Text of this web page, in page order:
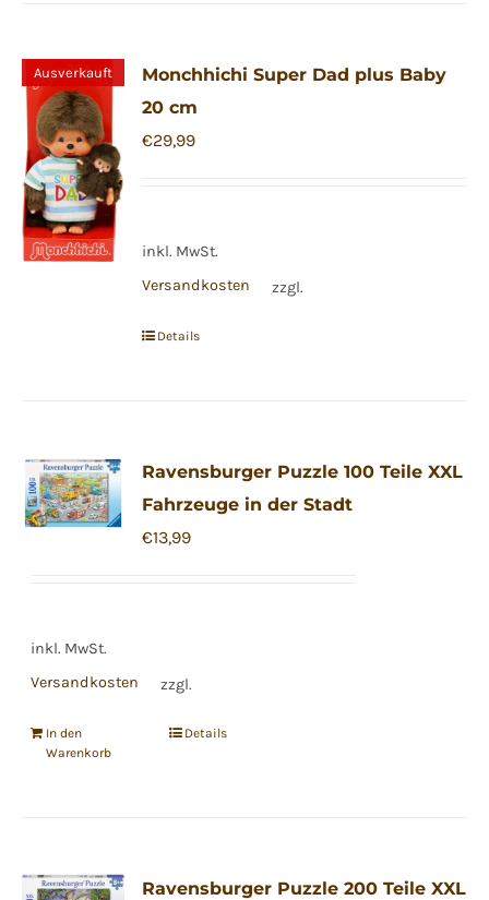
Ausverkauft
Monchhichi Super Dad plus Baby
20 cm
€29,99
inkl. MwSt.
zzgl.
Versandkosten
Details
Ravensburger Puzzle 100 Teile XXL
Fahrzeuge in der Stadt
€13,99
inkl. MwSt.
zzgl.
Versandkosten
In den
Warenkorb
Details
Ravensburger Puzzle 200 Teile XXL